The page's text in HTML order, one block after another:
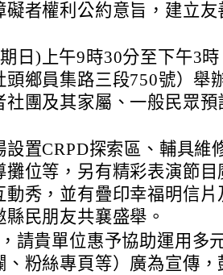
者權利公約意旨，建立友
日)上午9時30分至下午3時
鄉員集路三段750號）舉
團及其家屬、一般民眾預
置CRPD探索區、輔具維
位等，另有精彩表演節目
秀，並有疊印幸福明信片
民朋友共襄盛舉。
請貴單位惠予協助運用多
、粉絲專頁等）廣為宣傳，